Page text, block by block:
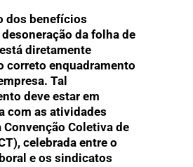
dos benefícios
da folha de
diretamente
correto enquadramento
Tal
deve estar em
com as atividades
Convenção Coletiva de
celebrada entre o
e os sindicatos